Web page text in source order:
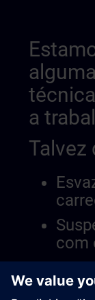
a
Talvez
com
Relatar a